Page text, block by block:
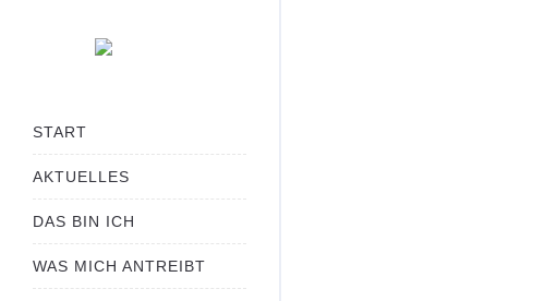
START
AKTUELLES
DAS BIN ICH
WAS MICH ANTREIBT